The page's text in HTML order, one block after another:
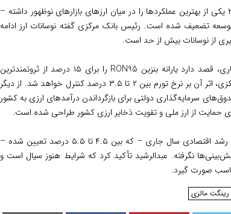
در همین حال، رینگت مالزی – که در سال ۲۰۲۴ یکی از بهترین عملکردها را در میان ارزهای بازارهای نوظهور داشته –
تضعیف شده است. رئیس بانک مرکزی گفته نوسانات ارز ادامه
از نوسانات بیش از حد است.
دولت مالزی همزمان با بررسی اصلاحات ساختاری، قصد دارد یارانه بنزین RON95 را برای ۱۵ درصد از ثروتمندترین
خانوارها حذف کند؛ اقدامی که به گفته بانک مرکزی، اثر آن بر نرخ تورم بین ۲ تا ۳.۵ درصد کنترل خواهد شد. از دیگر
سرمایه‌گذاری دولتی برای بازگرداندن درآمدهای ارزی به کشور
حمایت از ارز ملی و تقویت ذخایر ارزی کشور طراحی شده است.
در پایان، بانک مرکزی در حال بازبینی پیش‌بینی رشد اقتصادی سال جاری – که بین ۴.۵ تا ۵.۵ درصد تعیین شده –
نگرفته. عبدالرشید تأکید کرد که شرایط هنوز سیال است و
صورت گیرد.
رینگت مالزی